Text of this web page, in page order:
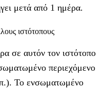
μετά από 1 ημέρα.
ιστότοπους
σε αυτόν τον ιστότοπο
περιεχόμενο
Το ενσωματωμένο